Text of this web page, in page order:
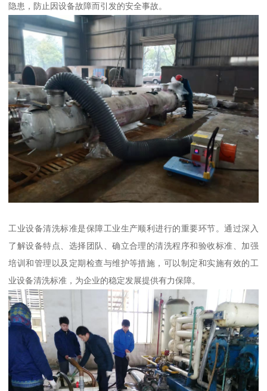
隐患，防止因设备故障而引发的安全事故。
工业设备清洗标准是保障工业生产顺利进行的重要环节。通过深入
了解设备特点、选择团队、确立合理的清洗程序和验收标准、加强
培训和管理以及定期检查与维护等措施，可以制定和实施有效的工
业设备清洗标准，为企业的稳定发展提供有力保障。